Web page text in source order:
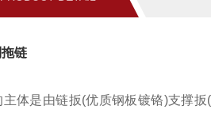
链
主体是由链扳(优质钢板镀铬)支撑